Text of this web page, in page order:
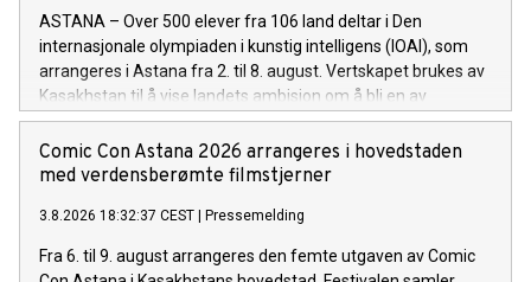
ASTANA – Over 500 elever fra 106 land deltar i Den
internasjonale olympiaden i kunstig intelligens (IOAI), som
arrangeres i Astana fra 2. til 8. august. Vertskapet brukes av
Kasakhstan til å vise landets ambisjon om å bli en av
Eurasias ledende AI-økonomier.
Comic Con Astana 2026 arrangeres i hovedstaden
med verdensberømte filmstjerner
3.8.2026 18:32:37 CEST Pressemelding
Fra 6. til 9. august arrangeres den femte utgaven av Comic